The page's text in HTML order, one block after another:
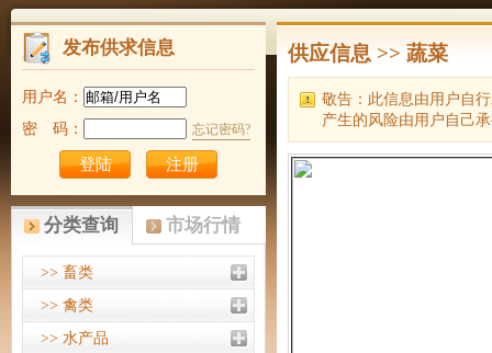
发布供求信息
用户名：
密 码：
忘记密码?
注册
分类查询 市场行情
>> 畜类
>> 禽类
>> 水产品
供应信息 >> 蔬菜
敬告：此信息由用户自
产生的风险由用户自己